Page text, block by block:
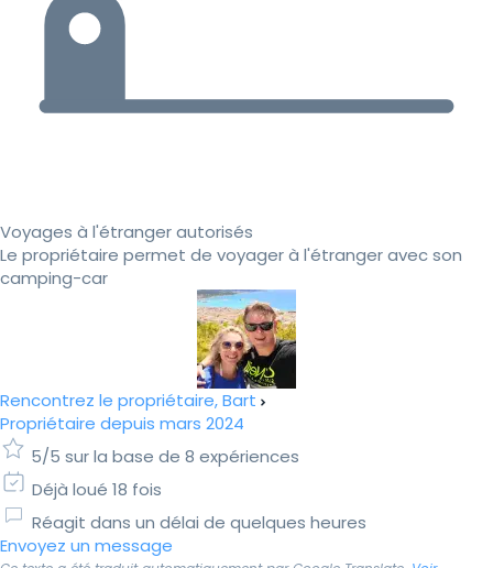
Voyages à l'étranger autorisés
Le propriétaire permet de voyager à l'étranger avec son
camping-car
Rencontrez le propriétaire, Bart
Propriétaire depuis mars 2024
5/5 sur la base de 8 expériences
Déjà loué 18 fois
Réagit dans un délai de quelques heures
Envoyez un message